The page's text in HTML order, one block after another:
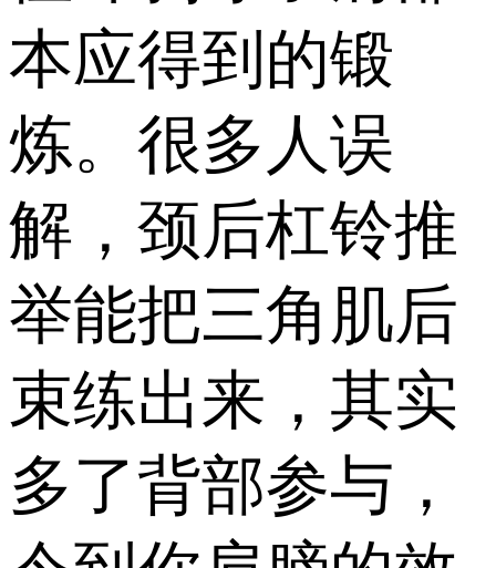
本应得到的锻
炼。很多人误
解，颈后杠铃推
举能把三角肌后
束练出来，其实
多了背部参与，